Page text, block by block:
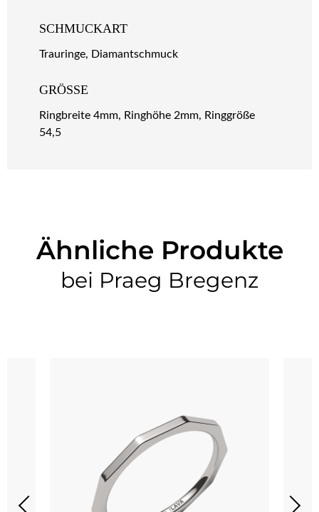
SCHMUCKART
Trauringe, Diamantschmuck
GRÖSSE
Ringbreite 4mm, Ringhöhe 2mm, Ringgröße
54,5
Ähnliche Produkte
bei Praeg Bregenz